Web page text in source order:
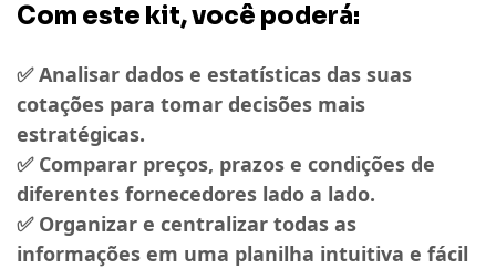
Com este kit, você poderá:
✅ Analisar dados e estatísticas das suas
cotações para tomar decisões mais
estratégicas.
✅ Comparar preços, prazos e condições de
diferentes fornecedores lado a lado.
✅ Organizar e centralizar todas as
informações em uma planilha intuitiva e fácil